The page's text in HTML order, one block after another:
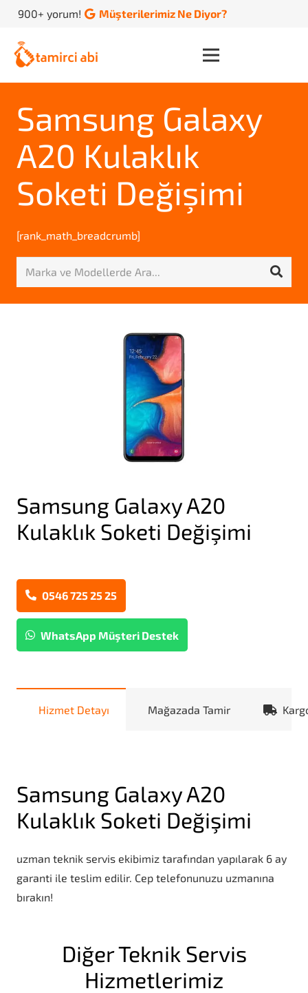
900+ yorum! Müşterilerimiz Ne Diyor?
Samsung Galaxy
A20 Kulaklık
Soketi Değişimi
[rank_math_breadcrumb]
Samsung Galaxy A20
Kulaklık Soketi Değişimi
0546 725 25 25
WhatsApp Müşteri Destek
Hizmet Detayı Mağazada Tamir
Samsung Galaxy A20
Kulaklık Soketi Değişimi
uzman teknik servis ekibimiz tarafından yapılarak 6 ay
garanti ile teslim edilir. Cep telefonunuzu uzmanına
bırakın!
Diğer Teknik Servis
Hizmetlerimiz